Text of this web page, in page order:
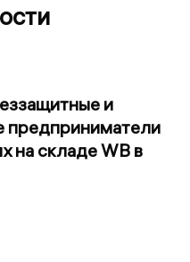
и
предприниматели
на складе WB в